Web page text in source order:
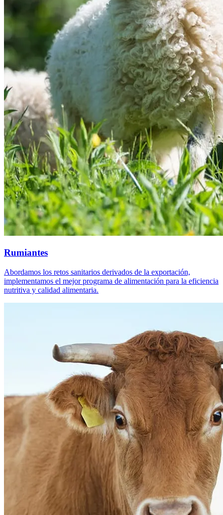
Rumiantes
Abordamos los retos sanitarios derivados de la exportación,
implementamos el mejor programa de alimentación para la eficiencia
nutritiva y calidad alimentaria.